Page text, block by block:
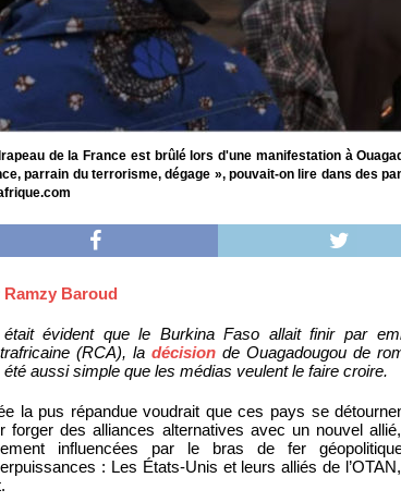
de la France est brûlé lors d'une manifestation à
parrain du terrorisme, dégage », pouvait-on lire dans des
Ramzy Baroud
était évident que le Burkina Faso allait finir par
(RCA), la décisionde Ouagadougou de
été aussi simple que les médias veulent le faire croire.
la pus répandue voudrait que ces pays se
forger des alliances alternatives avec un nouvel
influencées par le bras de fer
: Les États-Unis et leurs alliés de